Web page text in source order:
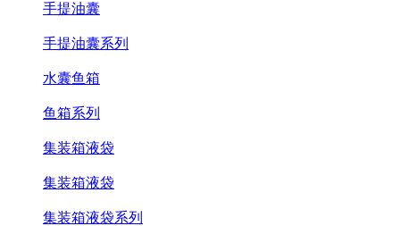
手提油囊
手提油囊系列
水囊鱼箱
鱼箱系列
集装箱液袋
集装箱液袋
集装箱液袋系列